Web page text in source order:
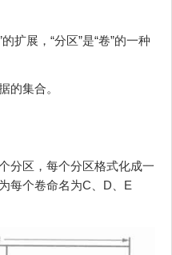
扩展，“分区”是“卷”的一种
的集合。
分区，每个分区格式化成一
每个卷命名为C、D、E